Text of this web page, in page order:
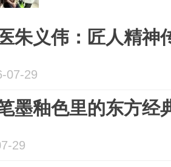
朱义伟：匠人精神
07-29
墨釉色里的东方经
29